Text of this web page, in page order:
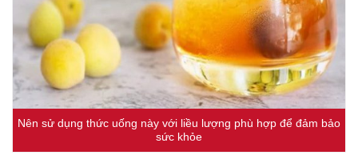
Nên sử dụng thức uống này với liều lượng phù hợp để đảm bảo
sức khỏe